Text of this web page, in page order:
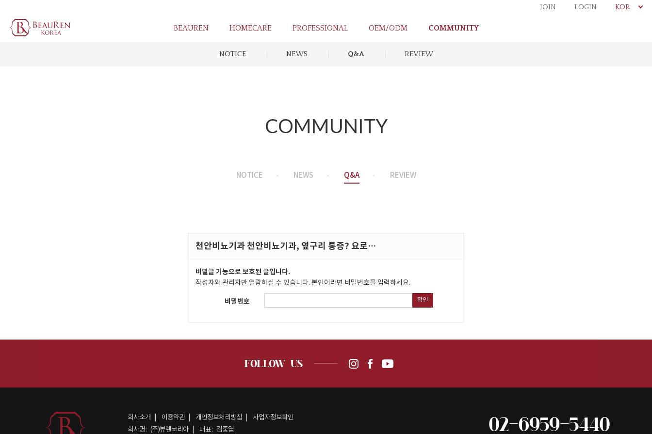
JOIN LOGIN KOR
BEAUREN HOMECARE PROFESSIONAL OEM/ODM COMMUNITY
NOTICE NEWS Q&A REVIEW
COMMUNITY
NOTICE NEWS Q&A REVIEW
천안비뇨기과 천안비뇨기과, 옆구리 통증? 요로…
비밀글 기능으로 보호된 글입니다.
작성자와 관리자만 열람하실 수 있습니다. 본인이라면 비밀번호를 입력하세요.
비밀번호 확인
회사소개 이용약관 개인정보처리방침
사업자정보확인
회사명 : (주)뷰렌코리아 대표 : 김중엽